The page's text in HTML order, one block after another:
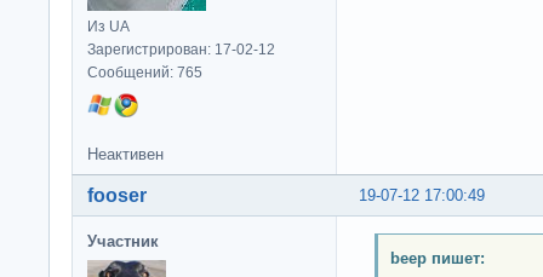
Из UA
Зарегистрирован: 17-02-12
Сообщений: 765
Неактивен
19-07-12 17:00:49
fooser
Участник
beep пишет: